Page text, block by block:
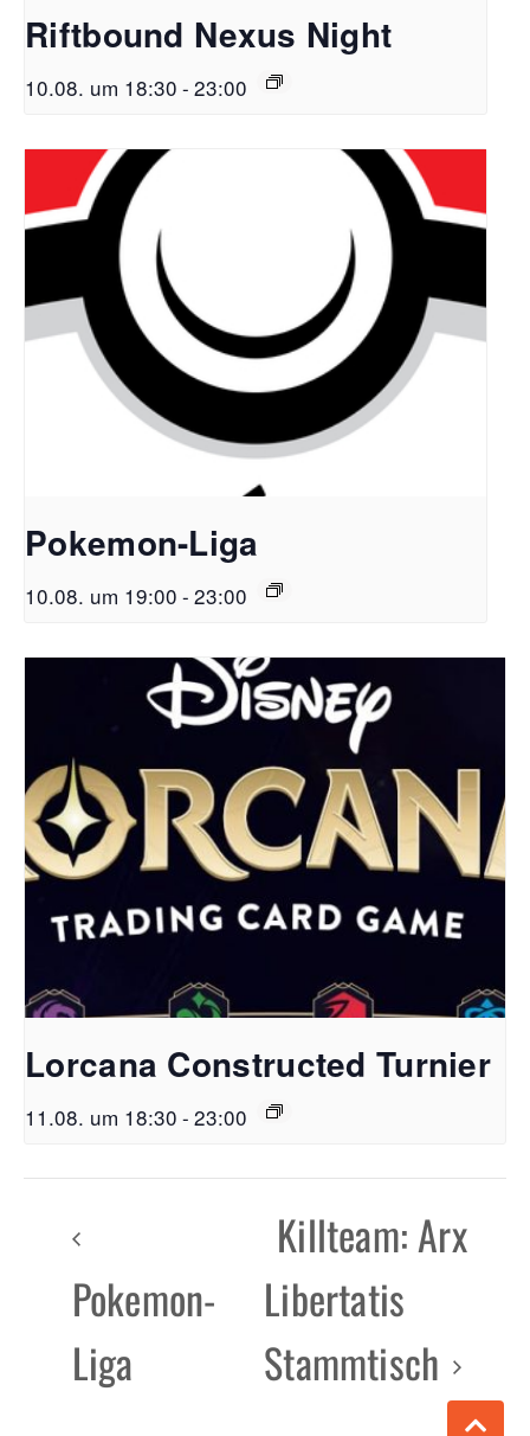
Riftbound Nexus Night
10.08. um 18:30 - 23:00
Pokemon-Liga
10.08. um 19:00 - 23:00
Lorcana Constructed Turnier
11.08. um 18:30 - 23:00
Pokemon-
Liga
Killteam: Arx
Libertatis
Stammtisch